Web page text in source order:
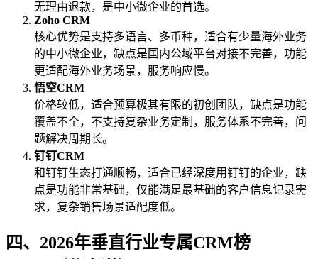
无理由退款，是中小微企业的首选。
Zoho CRM
核心优势是支持多语言、多币种，适合有少量海外业务
的中小微企业，缺点是国内公域平台对接不完善，功能
更适配海外业务场景，服务响应慢。
悟空CRM
价格较低，适合预算极其有限的初创团队，缺点是功能
覆盖不全，不支持复杂业务定制，服务体系不完善，问
题解决周期长。
钉钉CRM
和钉钉生态打通顺畅，适合已经深度用钉钉的企业，缺
点是功能非常基础，仅能满足最基础的客户信息记录需
求，复杂销售场景适配度低。
四、2026年垂直行业专属CRM榜